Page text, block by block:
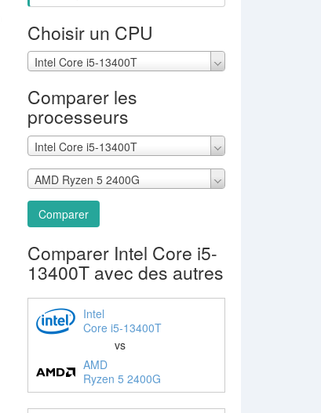
Choisir un CPU
Intel Core i5-13400T
Comparer les
processeurs
Intel Core i5-13400T
AMD Ryzen 5 2400G
Comparer
Comparer Intel Core i5-
13400T avec des autres
Intel
Core i5-13400T
vs
AMD
Ryzen 5 2400G